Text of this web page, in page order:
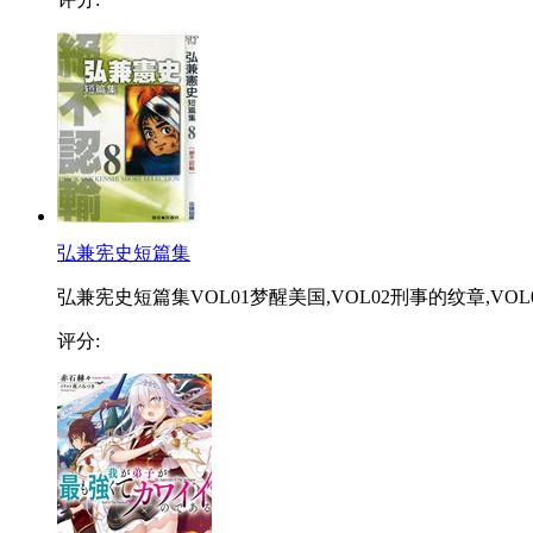
弘兼宪史短篇集
弘兼宪史短篇集VOL01梦醒美国,VOL02刑事的纹章
评分: